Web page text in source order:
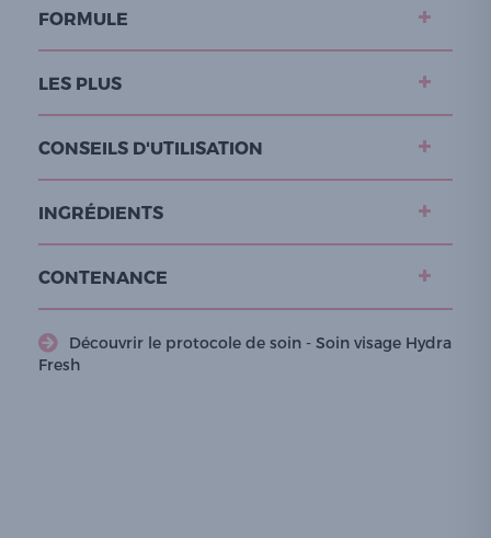
FORMULE
LES PLUS
CONSEILS D'UTILISATION
INGRÉDIENTS
CONTENANCE
Découvrir le protocole de soin - Soin visage Hydra
Fresh